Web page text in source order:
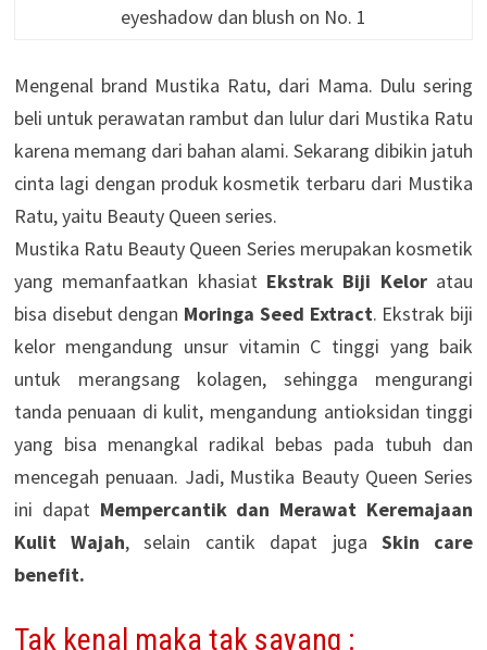
eyeshadow dan blush on No. 1
Mengenal brand Mustika Ratu, dari Mama. Dulu sering
beli untuk perawatan rambut dan lulur dari Mustika Ratu
karena memang dari bahan alami. Sekarang dibikin jatuh
cinta lagi dengan produk kosmetik terbaru dari Mustika
Ratu, yaitu Beauty Queen series.
Mustika Ratu Beauty Queen Series merupakan kosmetik
yang memanfaatkan khasiat Ekstrak Biji Kelor atau
bisa disebut dengan Moringa Seed Extract. Ekstrak biji
kelor mengandung unsur vitamin C tinggi yang baik
untuk merangsang kolagen, sehingga mengurangi
tanda penuaan di kulit, mengandung antioksidan tinggi
yang bisa menangkal radikal bebas pada tubuh dan
mencegah penuaan. Jadi, Mustika Beauty Queen Series
ini dapat Mempercantik dan Merawat Keremajaan
Kulit Wajah, selain cantik dapat juga Skin care
benefit.
Tak kenal maka tak sayang :